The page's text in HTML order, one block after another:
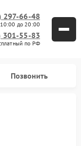
297-66-48
10:00 до 20:00
301-55-83
по РФ
Позвонить